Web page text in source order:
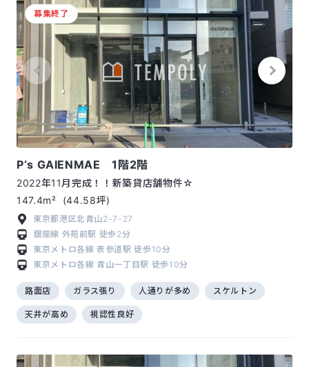
募集終了
P‘s GAIENMAE 1階2階
2022年11月完成！！新築貸店舗物件☆
147.4m²
(44.58坪)
東京都港区北青山2-7-27
銀座線 外苑前駅 徒歩2分
東京メトロ各線表参道駅徒歩10分
東京メトロ各線 青山一丁目駅 徒歩10分
路面店 ガラス張り 人通りが多め スケルトン
天井が高め 視認性良好